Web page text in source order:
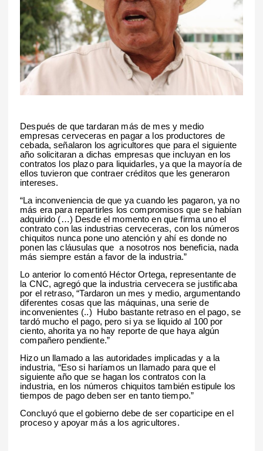
Después de que tardaran más de mes y medio
empresas cerveceras en pagar a los productores de
cebada, señalaron los agricultores que para el siguiente
año solicitaran a dichas empresas que incluyan en los
contratos los plazo para liquidarles, ya que la mayoría de
ellos tuvieron que contraer créditos que les generaron
intereses.
“La inconveniencia de que ya cuando les pagaron, ya no
más era para repartirles los compromisos que se habían
adquirido (…) Desde el momento en que firma uno el
contrato con las industrias cerveceras, con los números
chiquitos nunca pone uno atención y ahí es donde no
ponen las cláusulas que a nosotros nos beneficia, nada
más siempre están a favor de la industria.”
Lo anterior lo comentó Héctor Ortega, representante de
la CNC, agregó que la industria cervecera se justificaba
por el retraso, “Tardaron un mes y medio, argumentando
diferentes cosas que las máquinas, una serie de
inconvenientes (..)
Hubo bastante retraso en el pago, se
tardó mucho el pago, pero si ya se liquido al 100 por
ciento, ahorita ya no hay reporte de que haya algún
compañero pendiente.”
Hizo un llamado a las autoridades implicadas y a la
industria, “Eso si haríamos un llamado para que el
siguiente año que se hagan los contratos con la
industria, en los números chiquitos también estipule los
tiempos de pago deben ser en tanto tiempo.”
Concluyó que el gobierno debe de ser coparticipe en el
proceso y apoyar más a los agricultores.